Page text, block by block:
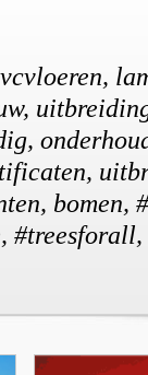
bomen,